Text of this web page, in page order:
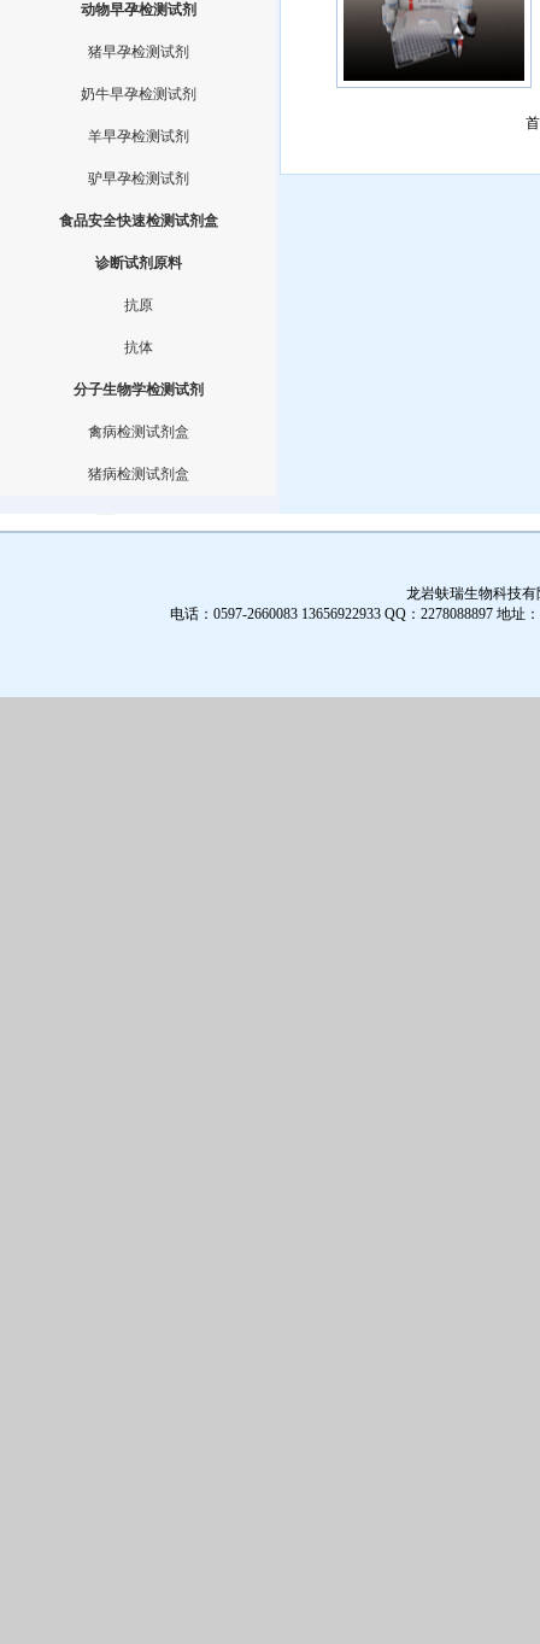
动物早孕检测试剂
猪早孕检测试剂
奶牛早孕检测试剂
羊早孕检测试剂
驴早孕检测试剂
食品安全快速检测试剂盒
诊断试剂原料
抗原
抗体
分子生物学检测试剂
禽病检测试剂盒
猪病检测试剂盒
龙岩蚨瑞生物科技
电话：0597-2660083 13656922933 QQ：2278088897 地